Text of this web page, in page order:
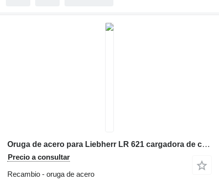
Oruga de acero para Liebherr LR 621 cargadora de cadenas
Precio a consultar
Recambio - oruga de acero